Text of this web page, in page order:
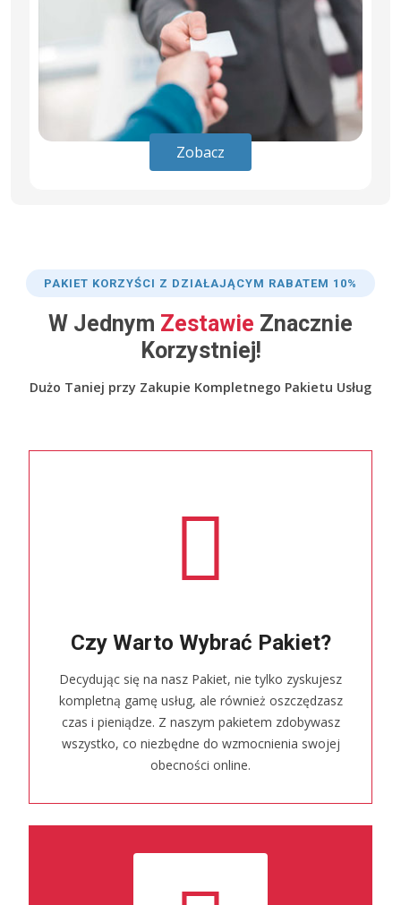
Zobacz
PAKIET KORZYŚCI Z DZIAŁAJĄCYM RABATEM 10%
W Jednym Zestawie Znacznie
Korzystniej!
Dużo Taniej przy Zakupie Kompletnego Pakietu Usług
Czy Warto Wybrać Pakiet?
Decydując się na nasz Pakiet, nie tylko zyskujesz
kompletną gamę usług, ale również oszczędzasz
czas i pieniądze. Z naszym pakietem zdobywasz
wszystko, co niezbędne do wzmocnienia swojej
obecności online.